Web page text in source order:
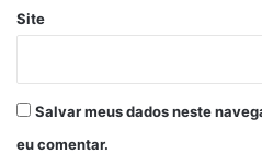
Site
Salvar meus dados neste
eu comentar.